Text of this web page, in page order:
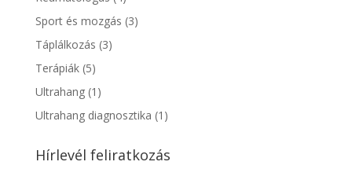
Sport és mozgás (3)
Táplálkozás (3)
Terápiák(5)
Ultrahang(1)
Ultrahang diagnosztika (1)
Hírlevél feliratkozás